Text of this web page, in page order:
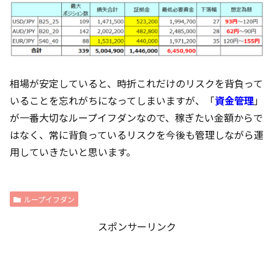
相場が安定していると、時折これだけのリスクを背負って
いることを忘れがちになってしまいますが、「資金管理」
が一番大切なループイフダンなので、稼ぎたい金額からで
はなく、常に背負っているリスクを今後も管理しながら運
用していきたいと思います。
ループイフダン
スポンサーリンク